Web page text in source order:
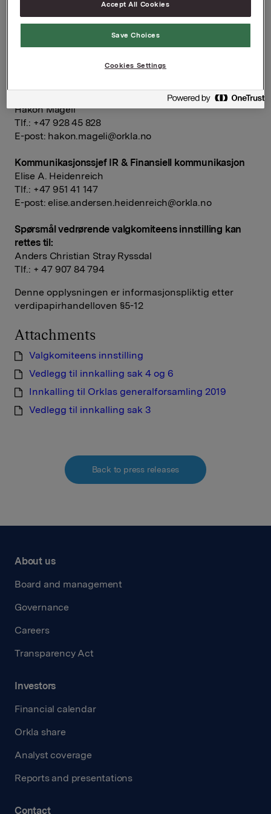
blir en enkel servering.
Konserndirektør Kommunikasjon & Corporate Affairs
Håkon Mageli
Tlf.: +47 928 45 828
E-post: hakon.mageli@orkla.no
Kommunikasjonssjef IR & Finansiell kommunikasjon
Elise A. Heidenreich
Tlf.: +47 951 41 147
E-post: elise.andersen.heidenreich@orkla.no
Spørsmål vedrørende valgkomiteens innstilling kan
rettes til:
Anders Christian Stray Ryssdal
Tlf.: + 47 907 84 794
Denne opplysningen er informasjonspliktig etter
verdipapirhandelloven §5-12
Attachments
Valgkomiteens innstilling
Vedlegg til innkalling sak 4 og 6
Innkalling til Orklas generalforsamling 2019
Vedlegg til innkalling sak 3
Back to press releases
About us
Board and management
Governance
Careers
Transparency Act
Investors
Financial calendar
Orkla share
Analyst coverage
Reports and presentations
Contact
Accept All Cookies
Save Choices
Cookies Settings